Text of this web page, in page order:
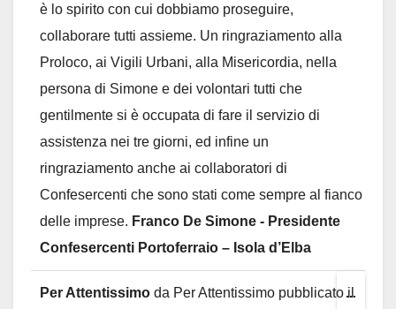
è lo spirito con cui dobbiamo proseguire,
collaborare tutti assieme. Un ringraziamento alla
Proloco, ai Vigili Urbani, alla Misericordia, nella
persona di Simone e dei volontari tutti che
gentilmente si è occupata di fare il servizio di
assistenza nei tre giorni, ed infine un
ringraziamento anche ai collaboratori di
Confesercenti che sono stati come sempre al fianco
delle imprese. Franco De Simone - Presidente
Confesercenti Portoferraio – Isola d’Elba
Per Attentissimo da Per Attentissimo pubblicato il
...